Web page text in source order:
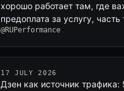
хорошо работает там, где
предоплата за услугу,
@RUPerformance
17 JULY 2026
Дзен как источник